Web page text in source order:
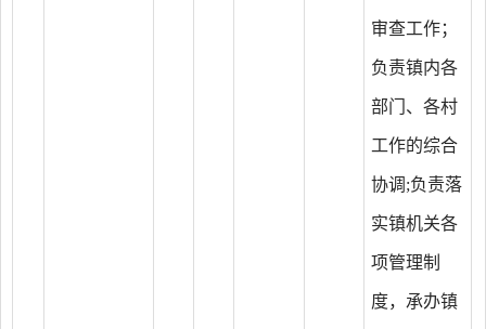
审查工作；
负责镇内各
部门、各村
工作的综合
协调;负责落
实镇机关各
项管理制
度，承办镇